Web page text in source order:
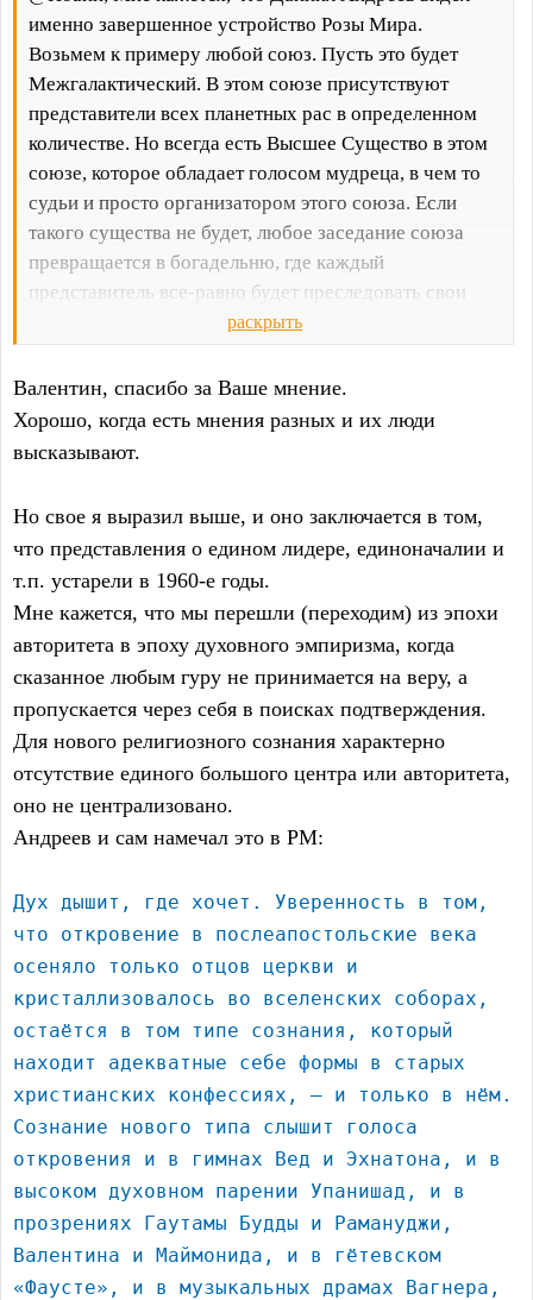
именно завершенное устройство Розы Мира.
Возьмем к примеру любой союз. Пусть это будет
Межгалактический. В этом союзе присутствуют
представители всех планетных рас в определенном
количестве. Но всегда есть Высшее Существо в этом
союзе, которое обладает голосом мудреца, в чем то
судьи и просто организатором этого союза. Если
такого существа не будет, любое заседание союза
превращается в богадельню, где каждый
представитель все-равно будет преследовать свои
цели. Увы — это процесс эволюции, где один вид
высокодуховным.
раскрыть
Валентин, спасибо за Ваше мнение.
Хорошо, когда есть мнения разных и их люди
высказывают.
Но свое я выразил выше, и оно заключается в том,
что представления о едином лидере, единоначалии и
т.п. устарели в 1960-е годы.
Мне кажется, что мы перешли (переходим) из эпохи
авторитета в эпоху духовного эмпиризма, когда
сказанное любым гуру не принимается на веру, а
пропускается через себя в поисках подтверждения.
Для нового религиозного сознания характерно
отсутствие единого большого центра или авторитета,
оно не централизовано.
Андреев и сам намечал это в РМ:
Дух дышит, где хочет. Уверенность в том,
что откровение в послеапостольские века
осеняло только отцов церкви и
кристаллизовалось во вселенских соборах,
остаётся в том типе сознания, который
находит адекватные себе формы в старых
христианских конфессиях, – и только в нём.
Сознание нового типа слышит голоса
откровения и в гимнах Вед и Эхнатона, и в
высоком духовном парении Упанишад, и в
прозрениях Гаутамы Будды и Рамануджи,
Валентина и Маймонида, и в гётевском
«Фаусте», и в музыкальных драмах Вагнера,